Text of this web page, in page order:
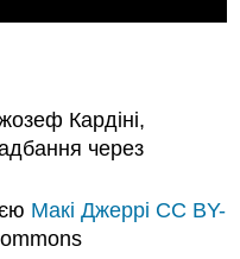
Кардіні,
через
Макі Джеррі CC BY-